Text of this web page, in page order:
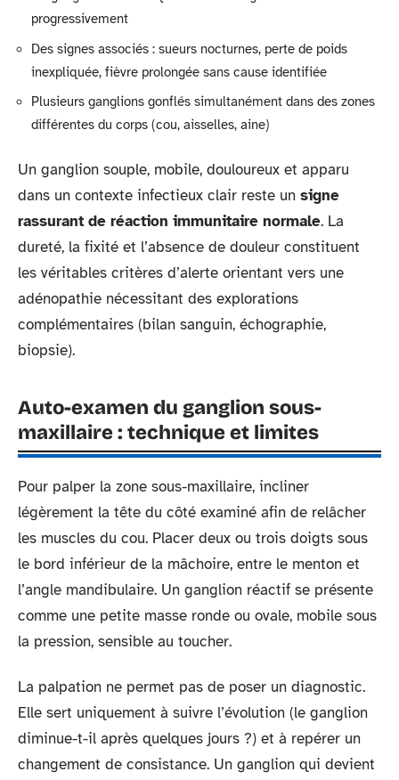
progressivement
Des signes associés : sueurs nocturnes, perte de poids
inexpliquée, fièvre prolongée sans cause identifiée
Plusieurs ganglions gonflés simultanément dans des zones
différentes du corps (cou, aisselles, aine)
Un ganglion souple, mobile, douloureux et apparu
dans un contexte infectieux clair reste un signe
rassurant de réaction immunitaire normale. La
dureté, la fixité et l’absence de douleur constituent
les véritables critères d’alerte orientant vers une
adénopathie nécessitant des explorations
complémentaires (bilan sanguin, échographie,
biopsie).
Auto-examen du ganglion sous-
maxillaire : technique et limites
Pour palper la zone sous-maxillaire, incliner
légèrement la tête du côté examiné afin de relâcher
les muscles du cou. Placer deux ou trois doigts sous
le bord inférieur de la mâchoire, entre le menton et
l’angle mandibulaire. Un ganglion réactif se présente
comme une petite masse ronde ou ovale, mobile sous
la pression, sensible au toucher.
La palpation ne permet pas de poser un diagnostic.
Elle sert uniquement à suivre l’évolution (le ganglion
diminue-t-il après quelques jours ?) et à repérer un
changement de consistance. Un ganglion qui devient